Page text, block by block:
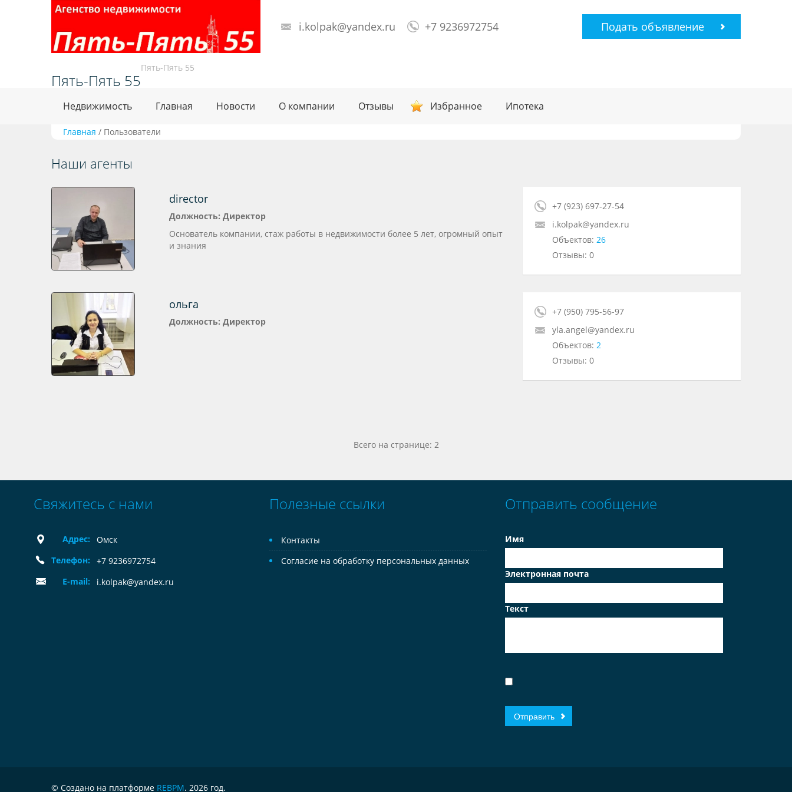
Пять-Пять 55
Пять-Пять 55
i.kolpak@yandex.ru +7 9236972754 Подать объявление
Недвижимость Главная Новости О компании Отзывы Избранное Ипотека
Главная / Пользователи
Наши агенты
director
Должность: Директор
Основатель компании, стаж работы в недвижимости более 5 лет, огромный опыт
и знания
+7 (923) 697-27-54
i.kolpak@yandex.ru
Объектов: 26
Отзывы: 0
ольга
Должность: Директор
+7 (950) 795-56-97
yla.angel@yandex.ru
Объектов: 2
Отзывы: 0
Всего на странице: 2
Свяжитесь с нами
Адрес:
Омск
Телефон:
+7 9236972754
E-mail:
i.kolpak@yandex.ru
Полезные ссылки
Контакты
Согласие на обработку персональных данных
Отправить сообщение
Имя
Электронная почта
Текст
© Создано на платформе REBPM. 2026 год.